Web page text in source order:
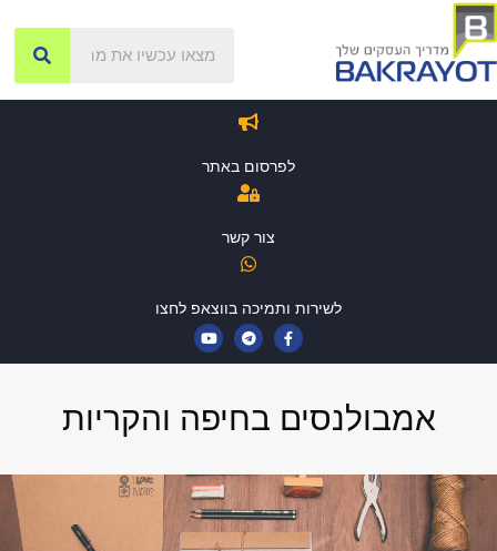
לפרסום באתר
צור קשר
לשירות ותמיכה בווצאפ לחצו
אמבולנסים בחיפה והקריות